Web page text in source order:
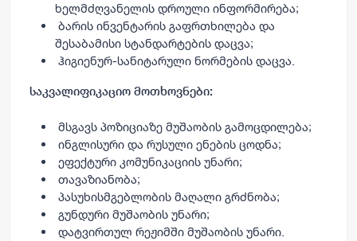
ხელმძღვანელის დროული ინფორმირება;
ბარის ინვენტარის გაფრთხილება და
შესაბამისი სტანდარტების დაცვა;
ჰიგიენურ-სანიტარული ნორმების დაცვა.
საკვალიფიკაციო მოთხოვნები:
მსგავს პოზიციაზე მუშაობის გამოცდილება;
ინგლისური და რუსული ენების ცოდნა;
ეფექტური კომუნიკაციის უნარი;
თავაზიანობა;
პასუხისმგებლობის მაღალი გრძნობა;
გუნდური მუშაობის უნარი;
დატვირთულ რეჟიმში მუშაობის უნარი.